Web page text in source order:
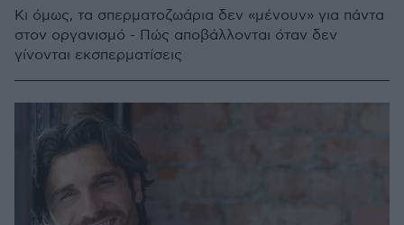
Κι όμως, τα σπερματοζωάρια δεν «μένουν» για πάντα
στον οργανισμό - Πώς αποβάλλονται όταν δεν
γίνονται εκσπερματίσεις